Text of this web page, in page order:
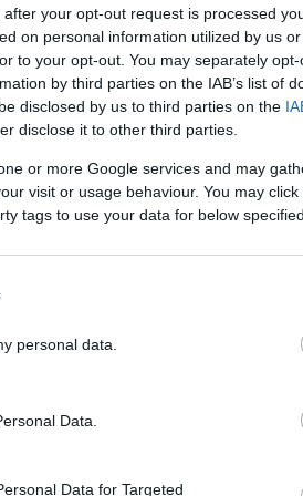
your opt-out request is processed
on personal information utilized by us
to your opt-out. You may separately
by third parties on the IAB’s list of
disclosed by us to third parties on the
disclose it to other third parties.
or more Google services and may
visit or usage behaviour. You may
tags to use your data for below
personal data.
Data.
Data for Targeted
ÉRDEKESSÉGEK
Tévedtek a
húgysav szintjét nem
emeli az egekbe,
ha együtt fogyasztod
két élelmiszert